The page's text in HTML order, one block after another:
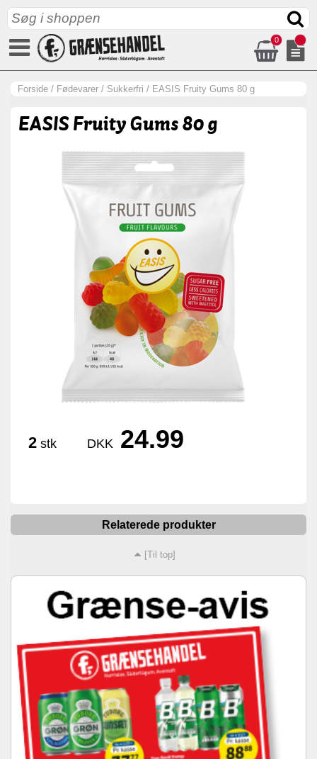
0
Forside / Fødevarer / Sukkerfri / EASIS Fruity Gums 80 g
EASIS Fruity Gums 80 g
2 stk DKK 24.99
Relaterede produkter
[Til top]